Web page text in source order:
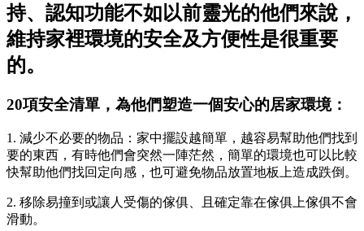
持、認知功能不如以前靈光的他們來說，
維持家裡環境的安全及方便性是很重要
的。
20項安全清單，為他們塑造一個安心的居家環境：
1. 減少不必要的物品：家中擺設越簡單，越容易幫助他們找到
要的東西，有時他們會突然一陣茫然，簡單的環境也可以比較
快幫助他們找回定向感，也可避免物品放置地板上造成跌倒。
2. 移除易撞到或讓人受傷的傢俱、且確定靠在傢俱上傢俱不會
滑動。